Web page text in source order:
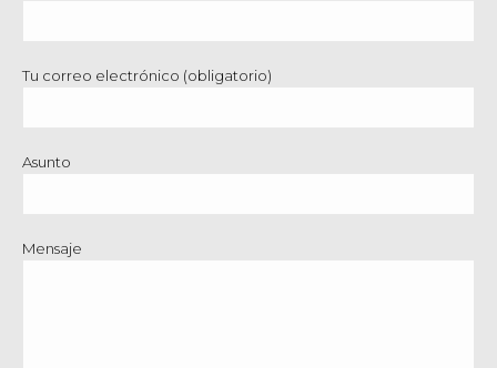
Tu correo electrónico (obligatorio)
Asunto
Mensaje